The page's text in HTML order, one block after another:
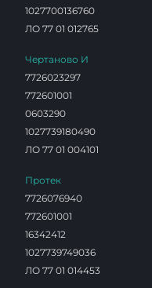
1027700136760
ЛО 77 01 012765
Чертаново И
7726023297
772601001
0603290
1027739180490
ЛО 77 01 004101
Протек
7726076940
772601001
16342412
1027739749036
ЛО 77 01 014453